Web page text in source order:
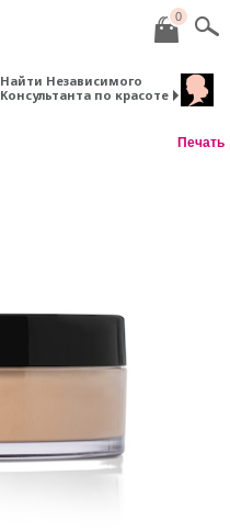
0
Найти Независимого
Консультанта по красоте
Печать